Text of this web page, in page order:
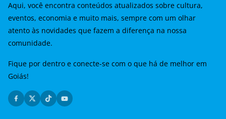
Aqui, você encontra conteúdos atualizados sobre cultura,
eventos, economia e muito mais, sempre com um olhar
atento às novidades que fazem a diferença na nossa
comunidade.
Fique por dentro e conecte-se com o que há de melhor em
Goiás!